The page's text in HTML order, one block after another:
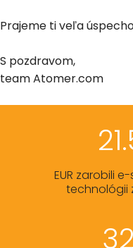
Prajeme ti veľa
S pozdravom,
team Atomer.com
EUR zarobili
technológii